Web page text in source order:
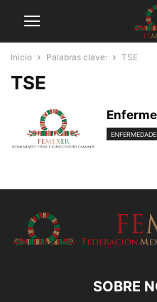
Inicio Palabras clave: TSE
TSE
SOBRE